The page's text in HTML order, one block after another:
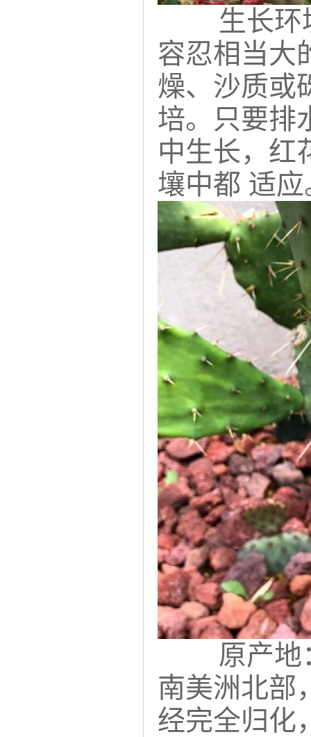
生长环
容忍相当大
燥、沙质或
培。只要排
中生长，红
壤中都 适
原产地
南美洲北部
经完全归化